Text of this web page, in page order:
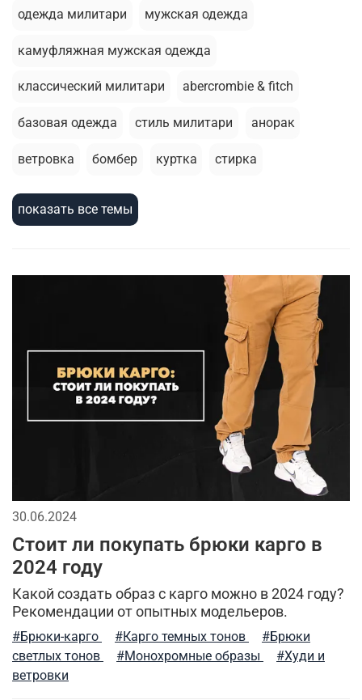
одежда милитари мужская одежда
камуфляжная мужская одежда
классический милитари abercrombie & fitch
базовая одежда стиль милитари анорак
ветровка бомбер куртка стирка
базовая футболка
сухпаек
мужскаая мода
тактические перчатки мужской лонгслив
джинсы
городской стиль
аксессуары для мужчин
спортивный стиль модные тренды
тактическая одежда тренды в мужской одежде
камуфляжная куртка камуфляж в одежде
рубашка аляска универсальные футболки
показать все темы
30.06.2024
Стоит ли покупать брюки карго в
2024 году
Какой создать образ с карго можно в 2024 году?
Рекомендации от опытных модельеров.
#Брюки-карго #Карго темных тонов
#Брюки
светлых тонов
#Монохромные образы
#Худи и
ветровки